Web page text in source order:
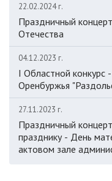
22.02.2024 г.
Праздничный
Отечества
04.12.2023 г.
I Областной конкурс
Оренбуржья
27.11.2023 г.
Праздничный
празднику - День
актовом зале